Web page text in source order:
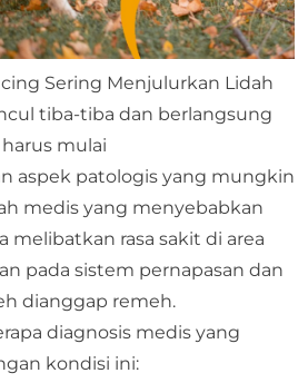
Sering Menjulurkan Lidah
tiba-tiba dan berlangsung
mulai
aspek patologis yang mungkin
medis yang menyebabkan
melibatkan rasa sakit di area
pada sistem pernapasan dan
dianggap remeh.
diagnosis medis yang
kondisi ini: